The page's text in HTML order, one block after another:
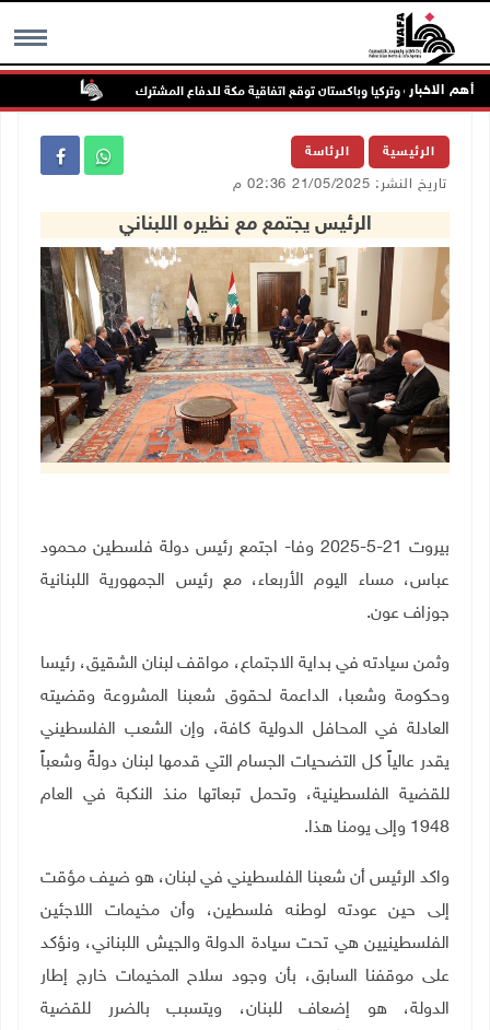
MENU أهم الاخبار
السعودية وتركيا وباكستان توقع اتفاقية مكة للدفاع المشترك
الرئيسية الرئاسة
تاريخ النشر: 21/05/2025 02:36 م
الرئيس يجتمع مع نظيره اللبناني
بيروت 21-5-2025 وفا- اجتمع رئيس دولة فلسطين محمود
عباس، مساء اليوم الأربعاء، مع رئيس الجمهورية اللبنانية
جوزاف عون.
وثمن سيادته في بداية الاجتماع، مواقف لبنان الشقيق، رئيسا
وحكومة وشعبا، الداعمة لحقوق شعبنا المشروعة وقضيته
العادلة في المحافل الدولية كافة، وإن الشعب الفلسطيني
يقدر عالياً كل التضحيات الجسام التي قدمها لبنان دولةً وشعباً
للقضية الفلسطينية، وتحمل تبعاتها منذ النكبة في العام
1948 وإلى يومنا هذا
.
واكد الرئيس أن شعبنا الفلسطيني في لبنان، هو ضيف مؤقت
إلى حين عودته لوطنه فلسطين، وأن مخيمات اللاجئين
الفلسطينيين هي تحت سيادة الدولة والجيش اللبناني، ونؤكد
على موقفنا السابق، بأن وجود سلاح المخيمات خارج إطار
الدولة، هو إضعاف للبنان، ويتسبب بالضرر للقضية